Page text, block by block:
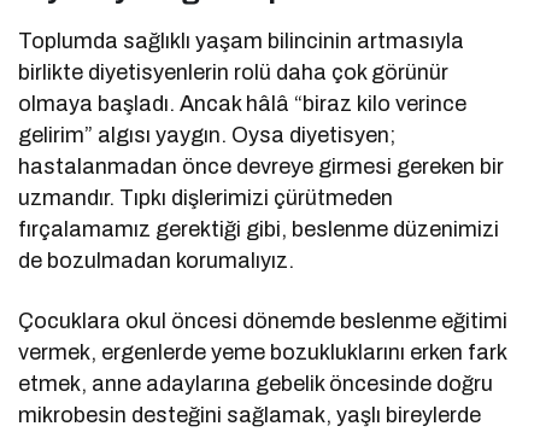
Toplumda sağlıklı yaşam bilincinin artmasıyla
birlikte diyetisyenlerin rolü daha çok görünür
olmaya başladı. Ancak hâlâ “biraz kilo verince
gelirim” algısı yaygın. Oysa diyetisyen;
hastalanmadan önce devreye girmesi gereken bir
uzmandır. Tıpkı dişlerimizi çürütmeden
fırçalamamız gerektiği gibi, beslenme düzenimizi
de bozulmadan korumalıyız.
Çocuklara okul öncesi dönemde beslenme eğitimi
vermek, ergenlerde yeme bozukluklarını erken fark
etmek, anne adaylarına gebelik öncesinde doğru
mikrobesin desteğini sağlamak, yaşlı bireylerde